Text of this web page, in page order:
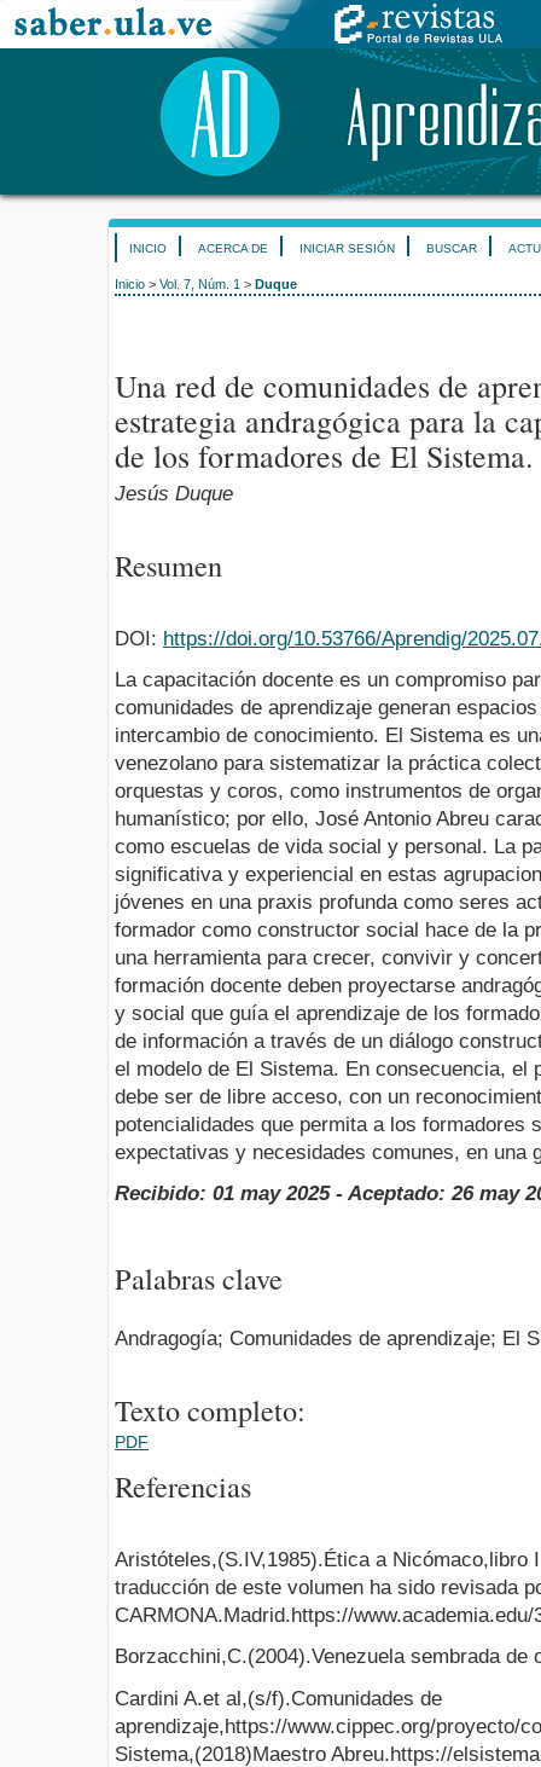
INICIO ACERCA DE INICIAR SESIÓN BUSCAR
Inicio > Vol. 7, Núm. 1 > Duque
Una red de comunidades de
estrategia andragógica para la
de los formadores de El Sistema.
Jesús Duque
Resumen
DOI: https://doi.org/10.53766/Aprendig/
La capacitación docente es un compromiso
comunidades de aprendizaje generan
intercambio de conocimiento. El Sistema es
venezolano para sistematizar la práctica
orquestas y coros, como instrumentos de
humanístico; por ello, José Antonio Abreu
como escuelas de vida social y personal. La
significativa y experiencial en estas
jóvenes en una praxis profunda como seres
formador como constructor social hace de la
una herramienta para crecer, convivir y
formación docente deben proyectarse
y social que guía el aprendizaje de los
de información a través de un diálogo
el modelo de El Sistema. En consecuencia, el
debe ser de libre acceso, con un
potencialidades que permita a los formadores
expectativas y necesidades comunes, en una
Recibido: 01 may 2025 - Aceptado: 26 may
Palabras clave
Andragogía; Comunidades de aprendizaje; El
Texto completo:
PDF
Referencias
Aristóteles,(S.IV,1985).Ética a Nicómaco,libro
traducción de este volumen ha sido revisada
CARMONA.Madrid.https://
Borzacchini,C.(2004).Venezuela sembrada
Cardini A.et al,(s/f).Comunidades de
aprendizaje,https://www.cippec.org/proyecto/
Sistema,(2018)Maestro Abreu.https://